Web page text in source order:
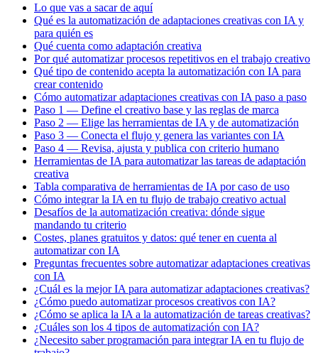
Lo que vas a sacar de aquí
Qué es la automatización de adaptaciones creativas con IA y
para quién es
Qué cuenta como adaptación creativa
Por qué automatizar procesos repetitivos en el trabajo creativo
Qué tipo de contenido acepta la automatización con IA para
crear contenido
Cómo automatizar adaptaciones creativas con IA paso a paso
Paso 1 — Define el creativo base y las reglas de marca
Paso 2 — Elige las herramientas de IA y de automatización
Paso 3 — Conecta el flujo y genera las variantes con IA
Paso 4 — Revisa, ajusta y publica con criterio humano
Herramientas de IA para automatizar las tareas de adaptación
creativa
Tabla comparativa de herramientas de IA por caso de uso
Cómo integrar la IA en tu flujo de trabajo creativo actual
Desafíos de la automatización creativa: dónde sigue
mandando tu criterio
Costes, planes gratuitos y datos: qué tener en cuenta al
automatizar con IA
Preguntas frecuentes sobre automatizar adaptaciones creativas
con IA
¿Cuál es la mejor IA para automatizar adaptaciones creativas?
¿Cómo puedo automatizar procesos creativos con IA?
¿Cómo se aplica la IA a la automatización de tareas creativas?
¿Cuáles son los 4 tipos de automatización con IA?
¿Necesito saber programación para integrar IA en tu flujo de